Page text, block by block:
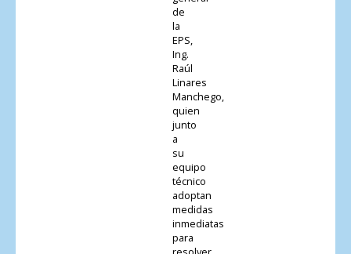
de
la
EPS,
Ing.
Raúl
Linares
Manchego,
quien
junto
a
su
equipo
técnico
adoptan
medidas
inmediatas
para